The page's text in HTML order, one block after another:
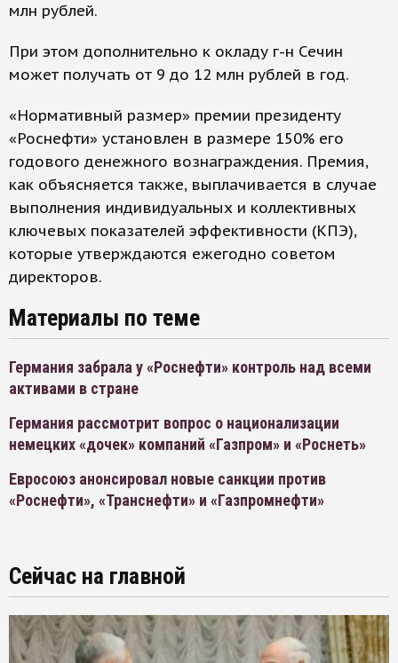
млн рублей.
При этом дополнительно к окладу г-н Сечин
может получать от 9 до 12 млн рублей в год.
«Нормативный размер» премии президенту
«Роснефти» установлен в размере 150% его
годового денежного вознаграждения. Премия,
как объясняется также, выплачивается в случае
выполнения индивидуальных и коллективных
ключевых показателей эффективности (КПЭ),
которые утверждаются ежегодно советом
директоров.
Материалы по теме
Германия забрала у «Роснефти» контроль над всеми
активами в стране
Германия рассмотрит вопрос о национализации
немецких «дочек» компаний «Газпром» и «Роснеть»
Евросоюз анонсировал новые санкции против
«Роснефти», «Транснефти» и «Газпромнефти»
Сейчас на главной